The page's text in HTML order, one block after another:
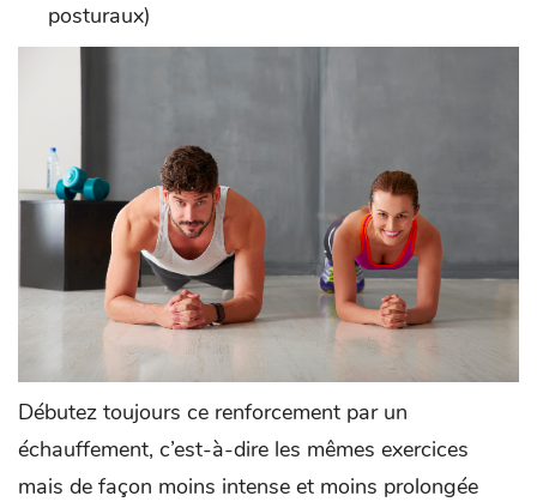
posturaux)
Débutez toujours ce renforcement par un
échauffement, c’est-à-dire les mêmes exercices
mais de façon moins intense et moins prolongée